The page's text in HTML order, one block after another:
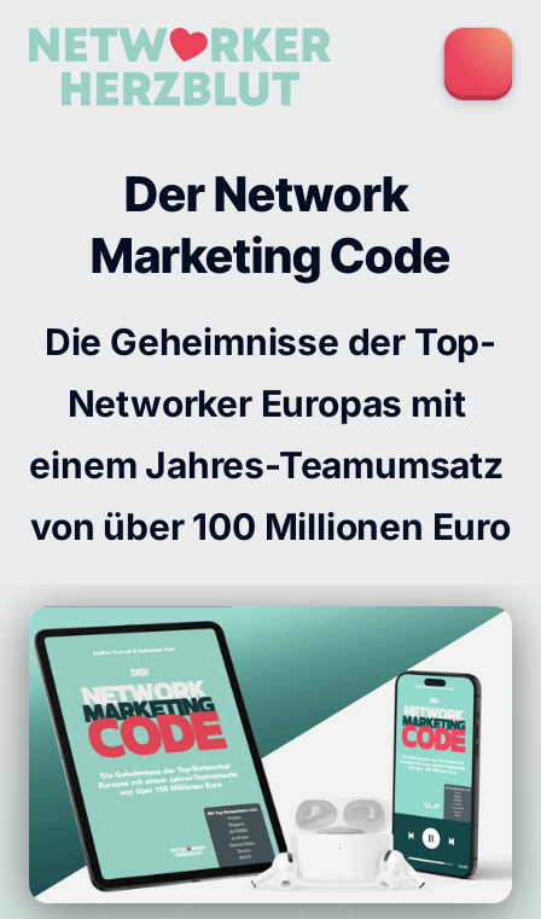
Der Network
Marketing Code
Die Geheimnisse der Top-
Networker Europas mit
einem Jahres-Teamumsatz
von über 100 Millionen Euro